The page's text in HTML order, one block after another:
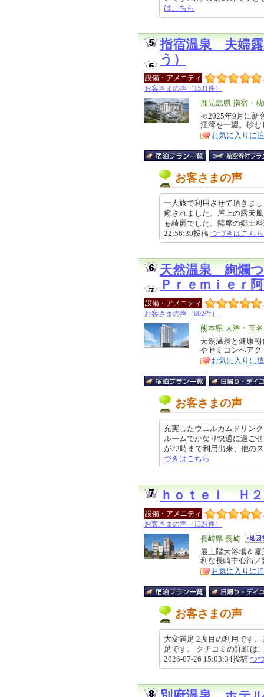
はこちら
指宿温泉 夫婦
う）
設備・アメニティ
お客さまの声（1531件）
エ
リ
ア
鹿児島県 指宿・
特
徴
≪2025年9月に新
江湾を一望。砂
お気に入りに
お客さまの声
一人旅で利用させて頂きま
癒されました。屋上の露天
も綺麗でした。薩摩の郷土
22:56:39投稿 つづきはこちら
天然温泉 絢爛
Ｐｒｅｍｉｅｒ
設備・アメニティ
お客さまの声（602件）
エ
リ
ア
熊本県 大津・玉
特
徴
天然温泉と健康
やセミコンへア
お気に入りに
お客さまの声
充実したウェルカムドリン
ルームでかなり快適に過ご
が22時まで利用出来、他の
づきはこちら
ｈｏｔｅｌ Ｈ
設備・アメニティ
お客さまの声（1324件）
エ
リ
ア
長崎県 長崎
特
徴
最上階大浴場＆
利な長崎中心街
お気に入りに
お客さまの声
大変満足 2度目の利用です
足です。 クチコミの詳細
2026-07-26 15:03:34投稿 つ